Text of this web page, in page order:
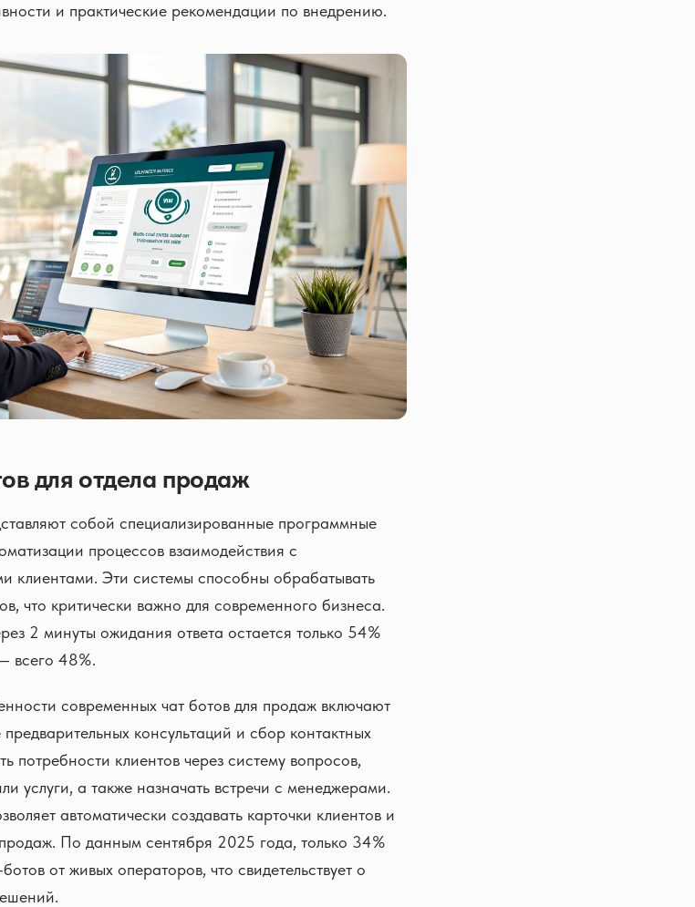
и практические рекомендации по внедрению.
для отдела продаж
собой специализированные программные
процессов взаимодействия с
клиентами. Эти системы способны обрабатывать
что критически важно для современного бизнеса.
2 минуты ожидания ответа остается только 54%
всего 48%.
современных чат ботов для продаж включают
консультаций и сбор контактных
потребности клиентов через систему вопросов,
услуги, а также назначать встречи с менеджерами.
автоматически создавать карточки клиентов и
По данным сентября 2025 года, только 34%
от живых операторов, что свидетельствует о